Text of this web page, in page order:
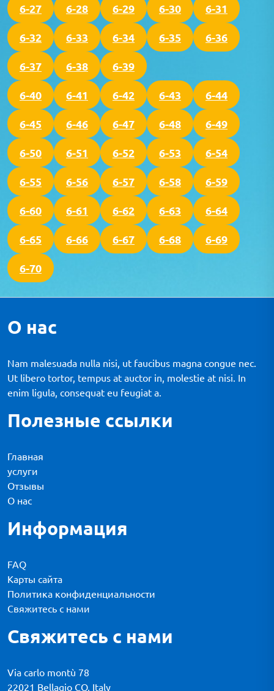
6-27 6-28 6-29 6-30 6-31
6-32 6-33 6-34 6-35 6-36
6-37 6-38 6-39
6-40 6-41 6-42 6-43 6-44
6-45 6-46 6-47 6-48 6-49
6-50 6-51 6-52 6-53 6-54
6-55 6-56 6-57 6-58 6-59
6-60 6-61 6-62 6-63 6-64
6-65 6-66 6-67 6-68 6-69
6-70
О нас
Nam malesuada nulla nisi, ut faucibus magna congue nec.
Ut libero tortor, tempus at auctor in, molestie at nisi. In
enim ligula, consequat eu feugiat a.
Полезные ссылки
Главная
услуги
Отзывы
О нас
Информация
FAQ
Карты сайта
Политика конфиденциальности
Свяжитесь с нами
Свяжитесь с нами
Via carlo montù 78
22021 Bellagio CO, Italy